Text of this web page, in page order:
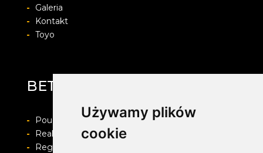
Używamy plików
cookie
-
Galeria
-
Kontakt
- Toyo
BET-POL
-
Pouczenie o prawie do odstapienia od umowy
-
Realizacja zamówienia i formy płatności
-
Regulamin i Polityka prywatności